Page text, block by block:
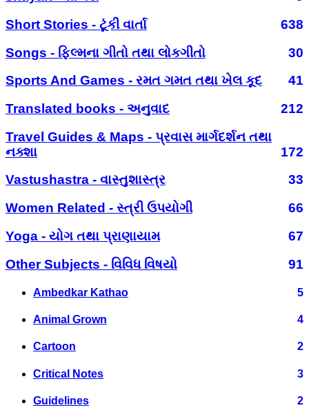
Short Stories - ટૂંકી વાર્તા
638
Songs - ફિલ્મના ગીતો તથા લોકગીતો
30
Sports And Games - રમત ગમત તથા ખેલ કૂદ
41
Translated books - અનુવાદ
212
Travel Guides & Maps - પ્રવાસ માર્ગદર્શન તથા
નક્શા
172
Vastushastra - વાસ્તુશાસ્ત્ર
33
Women Related - સ્ત્રી ઉપયોગી
66
Yoga - યોગ તથા પ્રાણાયામ
67
Other Subjects - વિવિધ વિષયો
91
Ambedkar Kathao 5
Animal Grown 4
Cartoon 2
Critical Notes 3
Guidelines 2